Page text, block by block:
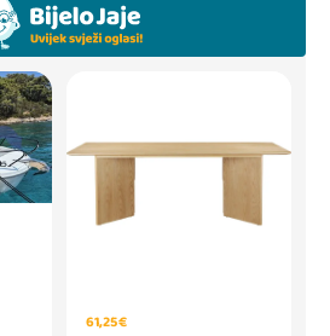
61,25 €